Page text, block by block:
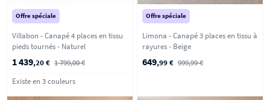
Offre spéciale
Villabon - Canapé 4 places en tissu
pieds tournés - Naturel
1 439,20 € 1 799,00 €
Existe en 3 couleurs
Offre spéciale
Limona - Canapé 3 places en tissu à
rayures - Beige
649,99 € 999,99 €